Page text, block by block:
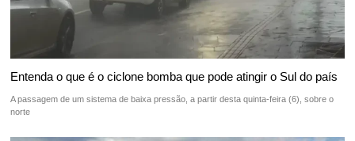
Entenda o que é o ciclone bomba que pode atingir o Sul do país
A passagem de um sistema de baixa pressão, a partir desta quinta-feira (6), sobre o
norte